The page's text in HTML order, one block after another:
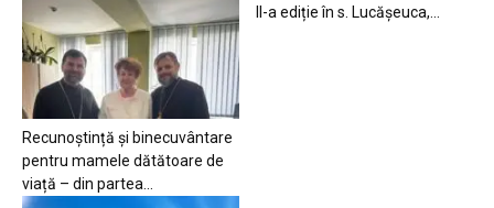
Recunoștință și binecuvântare
pentru mamele dătătoare de
viață – din partea...
II-a ediție în s. Lucășeuca,...